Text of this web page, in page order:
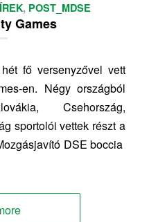
, POST_MDSE
Games
fő versenyzővel vett
en. Négy országból
Csehország,
sportolói vettek részt a
DSE boccia